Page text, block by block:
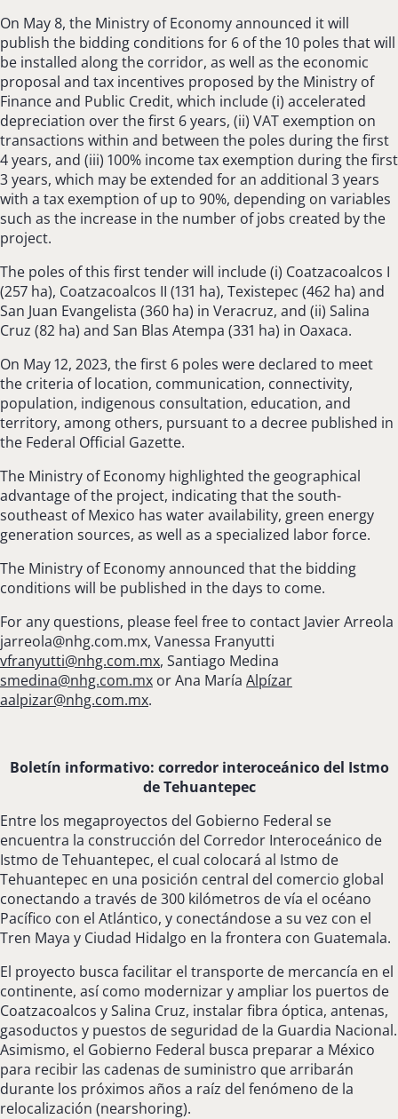
On May 8, the Ministry of Economy announced it will
publish the bidding conditions for 6 of the 10 poles that will
be installed along the corridor, as well as the economic
proposal and tax incentives proposed by the Ministry of
Finance and Public Credit, which include (i) accelerated
depreciation over the first 6 years, (ii) VAT exemption on
transactions within and between the poles during the first
4 years, and (iii) 100% income tax exemption during the first
3 years, which may be extended for an additional 3 years
with a tax exemption of up to 90%, depending on variables
such as the increase in the number of jobs created by the
project.
The poles of this first tender will include (i) Coatzacoalcos I
(257 ha), Coatzacoalcos II (131 ha), Texistepec (462 ha) and
San Juan Evangelista (360 ha) in Veracruz, and (ii) Salina
Cruz (82 ha) and San Blas Atempa (331 ha) in Oaxaca.
On May 12, 2023, the first 6 poles were declared to meet
the criteria of location, communication, connectivity,
population, indigenous consultation, education, and
territory, among others, pursuant to a decree published in
the Federal Official Gazette.
The Ministry of Economy highlighted the geographical
advantage of the project, indicating that the south-
southeast of Mexico has water availability, green energy
generation sources, as well as a specialized labor force.
The Ministry of Economy announced that the bidding
conditions will be published in the days to come.
For any questions, please feel free to contact Javier Arreola
jarreola@nhg.com.mx, Vanessa Franyutti
vfranyutti@nhg.com.mx, Santiago Medina
smedina@nhg.com.mx or Ana María Alpízar
aalpizar@nhg.com.mx.
Boletín informativo: corredor interoceánico del Istmo
de Tehuantepec
Entre los megaproyectos del Gobierno Federal se
encuentra la construcción del Corredor Interoceánico de
Istmo de Tehuantepec, el cual colocará al Istmo de
Tehuantepec en una posición central del comercio global
conectando a través de 300 kilómetros de vía el océano
Pacífico con el Atlántico, y conectándose a su vez con el
Tren Maya y Ciudad Hidalgo en la frontera con Guatemala.
El proyecto busca facilitar el transporte de mercancía en el
continente, así como modernizar y ampliar los puertos de
Coatzacoalcos y Salina Cruz, instalar fibra óptica, antenas,
gasoductos y puestos de seguridad de la Guardia Nacional.
Asimismo, el Gobierno Federal busca preparar a México
para recibir las cadenas de suministro que arribarán
durante los próximos años a raíz del fenómeno de la
relocalización (nearshoring).